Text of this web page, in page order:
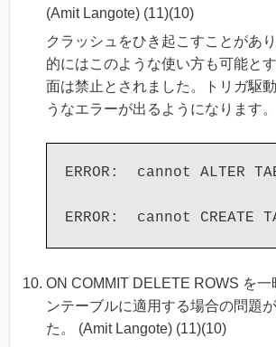
(Amit Langote) (11)(10)
クラッシュをひき起こすことがあ
的にはこのような使い方も可能と
面は禁止とされました。トリガ駆
うなエラーが出るようになります。
ERROR:  cannot
ON COMMIT DELETE ROWS を一
ンテーブルに適用する場合の問題
た。 (Amit Langote) (11)(10)